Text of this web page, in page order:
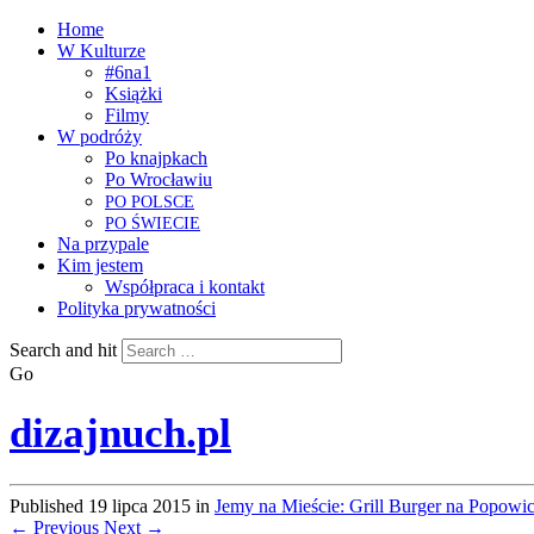
Home
W Kulturze
#6na1
Książki
Filmy
W podróży
Po knajpkach
Po Wrocławiu
PO POLSCE
PO ŚWIECIE
Na przypale
Kim jestem
Współpraca i kontakt
Polityka prywatności
Search and hit
Go
dizajnuch.pl
Published 19 lipca 2015 in Jemy na Mieście: Grill Burger na
← Previous Next →